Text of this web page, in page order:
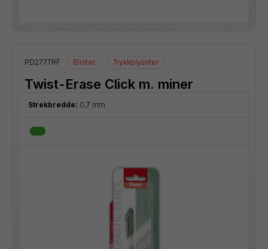
PD277TRF Blister Trykkblyanter
Twist-Erase Click m. miner
Strekbredde: 0,7 mm